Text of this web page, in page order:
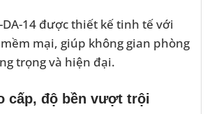
DA-14 được thiết kế tinh tế với
mại, giúp không gian phòng
trọng và hiện đại.
cấp, độ bền vượt trội